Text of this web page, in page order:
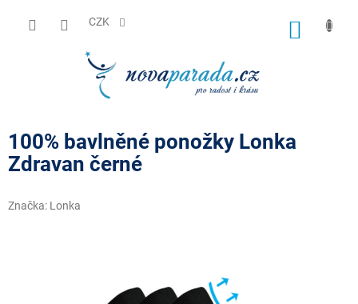
CZK
100% bavlněné ponožky Lonka
Zdravan černé
Značka: Lonka